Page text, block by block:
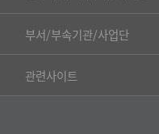
록▷국어국문학부
▷일본어·일본학과
부서/부속기관/사업단
공동기기센터
공학교육혁신센터
관련사이트
건강가정지원센터
교수협의회